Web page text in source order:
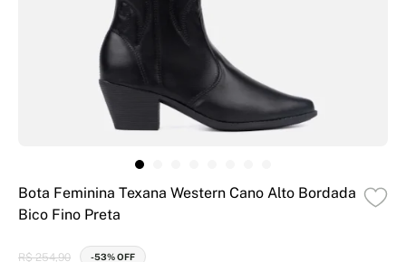
Bota Feminina Texana Western Cano Alto Bordada
Bico Fino Preta
R$ 254,90 -53% OFF